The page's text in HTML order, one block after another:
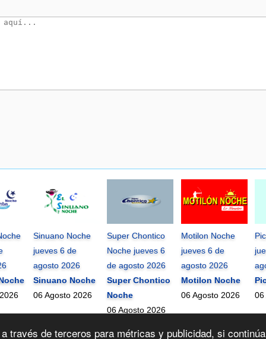
través de terceros para métricas y publicidad, si
Sinuano Noche
jueves 6 de
agosto 2026
Sinuano Noche
06 Agosto 2026
Super Chontico
Noche jueves 6
de agosto 2026
Super Chontico
Noche
06 Agosto 2026
Motilon Noche
jueves 6 de
agosto 2026
Motilon Noche
06 Agosto 2026
06
mundonets